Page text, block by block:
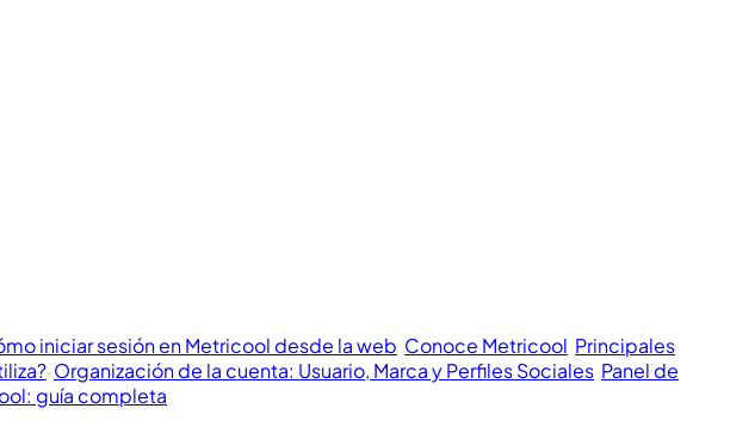
iniciar sesión en Metricool desde la web Conoce Metricool Principales
Organización de la cuenta: Usuario, Marca y Perfiles Sociales Panel de
guía completa